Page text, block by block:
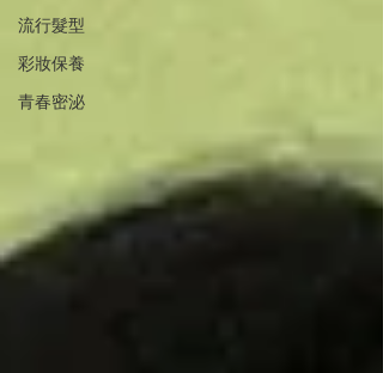
流行髮型
彩妝保養
青春密泌